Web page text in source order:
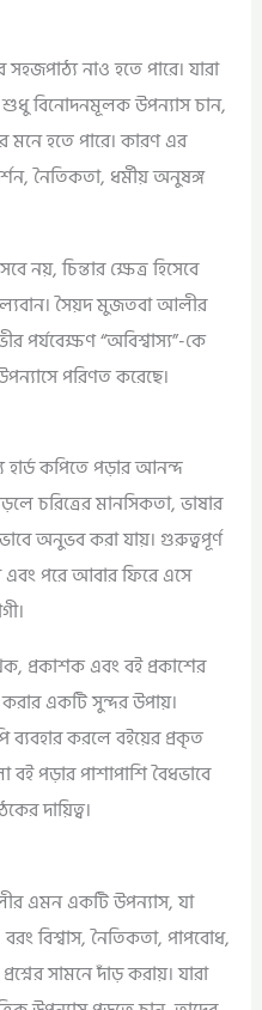
নাও হতে পারে। যারা
শুধু বিনোদনমূলক উপন্যাস চান,
মনে হতে পারে। কারণ এর
নৈতিকতা, ধর্মীয় অনুষঙ্গ
নয়, চিন্তার ক্ষেত্র হিসেবে
সৈয়দ মুজতবা আলীর
পর্যবেক্ষণ “অবিশ্বাস্য”-কে
পরিণত করেছে।
হার্ড কপিতে পড়ার আনন্দ
চরিত্রের মানসিকতা, ভাষার
অনুভব করা যায়। গুরুত্বপূর্ণ
এবং পরে আবার ফিরে এসে
প্রকাশক এবং বই প্রকাশের
করার একটি সুন্দর উপায়।
ব্যবহার করলে বইয়ের প্রকৃত
বই পড়ার পাশাপাশি বৈধভাবে
দায়িত্ব।
এমন একটি উপন্যাস, যা
বিশ্বাস, নৈতিকতা, পাপবোধ,
সামনে দাঁড় করায়। যারা